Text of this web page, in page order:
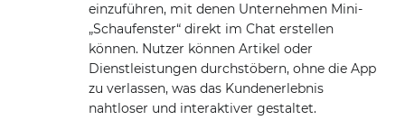
einzuführen, mit denen Unternehmen Mini-
„Schaufenster“ direkt im Chat erstellen
können. Nutzer können Artikel oder
Dienstleistungen durchstöbern, ohne die App
zu verlassen, was das Kundenerlebnis
nahtloser und interaktiver gestaltet.